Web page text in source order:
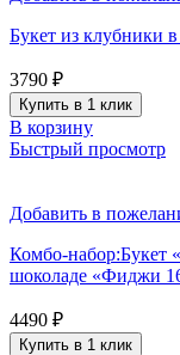
Букет из клубники
3790 ₽
Купить в 1 клик
В корзину
Быстрый просмотр
Добавить в
Комбо-набор:Букет
шоколаде «Фиджи
4490 ₽
Купить в 1 клик